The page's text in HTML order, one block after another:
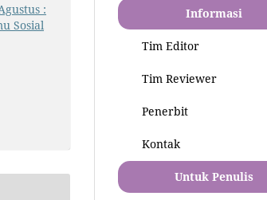
:
Sosial
Informasi
Tim Editor
Tim Reviewer
Penerbit
Kontak
Untuk Penulis